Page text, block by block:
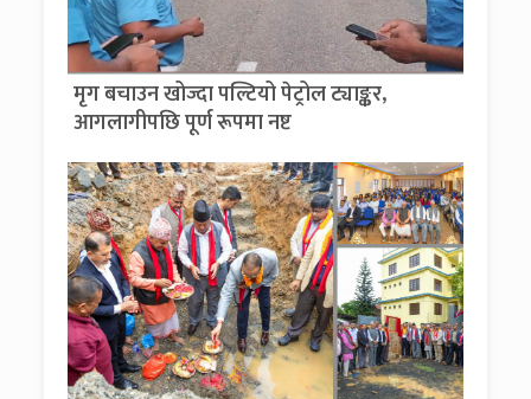
मृग बचाउन खोज्दा पल्टियो पेट्रोल ट्याङ्कर,
आगलागीपछि पूर्ण रूपमा नष्ट